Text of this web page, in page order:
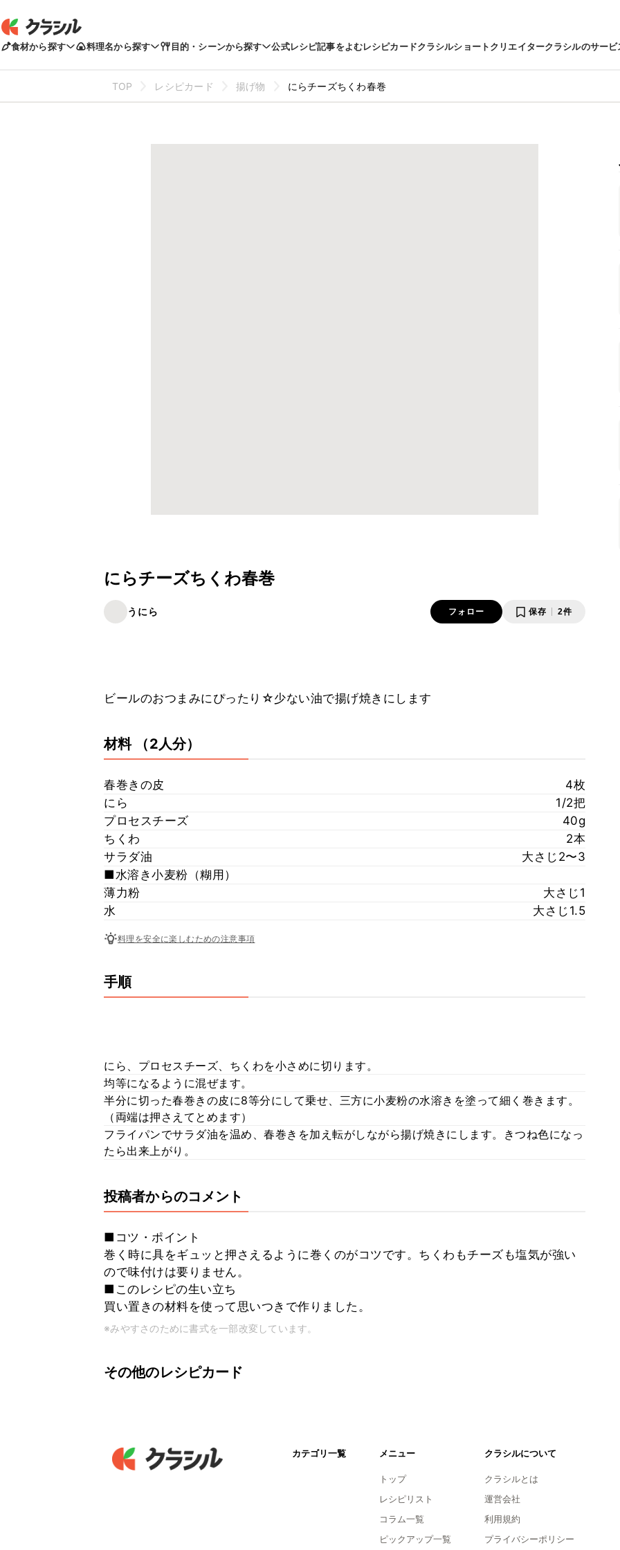
食材から探す 料理名から探す 目的・シーンから探す 公式レシピ記事をよむレシピカードクラシルショートクリエイタークラシルのサービ
TOP レシピカード 揚げ物 にらチーズちくわ春巻
にらチーズちくわ春巻
うにら フォロー 保存 2件
ビールのおつまみにぴったり☆少ない油で揚げ焼きにします
材料 （2人分）
春巻きの皮
4枚
にら
1/2把
プロセスチーズ
40g
ちくわ
2本
サラダ油
大さじ2〜3
■水溶き小麦粉（糊用）
薄力粉
大さじ1
水
大さじ1.5
料理を安全に楽しむための注意事項
手順
にら、プロセスチーズ、ちくわを小さめに切ります。
均等になるように混ぜます。
半分に切った春巻きの皮に8等分にして乗せ、三方に小麦粉の水溶きを塗って細く巻きます。
（両端は押さえてとめます）
フライパンでサラダ油を温め、春巻きを加え転がしながら揚げ焼きにします。きつね色になっ
たら出来上がり。
投稿者からのコメント
■コツ・ポイント
巻く時に具をギュッと押さえるように巻くのがコツです。ちくわもチーズも塩気が強い
ので味付けは要りません。
■このレシピの生い立ち
買い置きの材料を使って思いつきで作りました。
※みやすさのために書式を一部改変しています。
その他のレシピカード
カテゴリ一覧 メニュー
トップ
レシピリスト
コラム一覧
ピックアップ一覧
クラシルについて
クラシルとは
運営会社
利用規約
プライバシーポリシー